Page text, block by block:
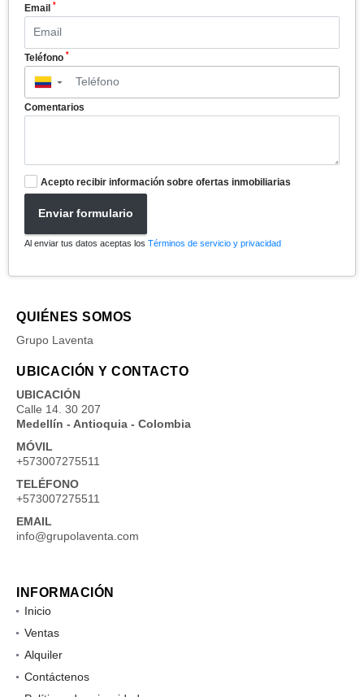
Email *
Teléfono *
▼
Comentarios
Acepto recibir información sobre ofertas inmobiliarias
Enviar formulario
Al enviar tus datos aceptas los Términos de servicio y privacidad
QUIÉNES SOMOS
Grupo Laventa
UBICACIÓN Y CONTACTO
UBICACIÓN
Calle 14. 30 207
Medellín - Antioquia - Colombia
MÓVIL
+573007275511
TELÉFONO
+573007275511
EMAIL
info@grupolaventa.com
INFORMACIÓN
Inicio
Ventas
Alquiler
Contáctenos